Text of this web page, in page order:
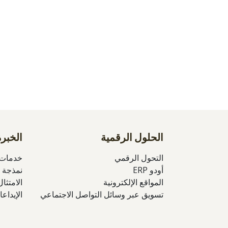
خدمات
الحلول الرقمية
التحول الرقمي
أودو ERP
المواقع الإلكترونية
تسويق عبر وسائل التواصل الاجتماعي